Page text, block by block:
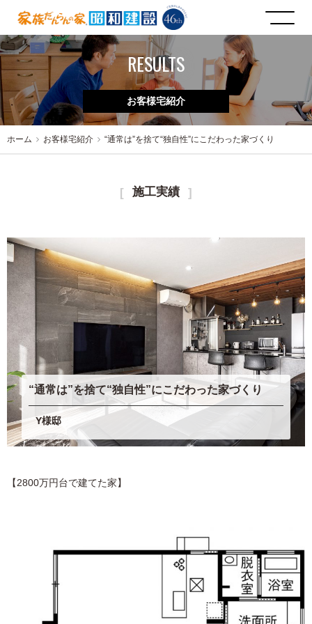
RESULTS
お客様宅紹介
ホーム お客様宅紹介 “通常は”を捨て“独自性”にこだわった家づくり
施工実績
“通常は”を捨て“独自性”にこだわった家づくり
Y様邸
【2800万円台で建てた家】